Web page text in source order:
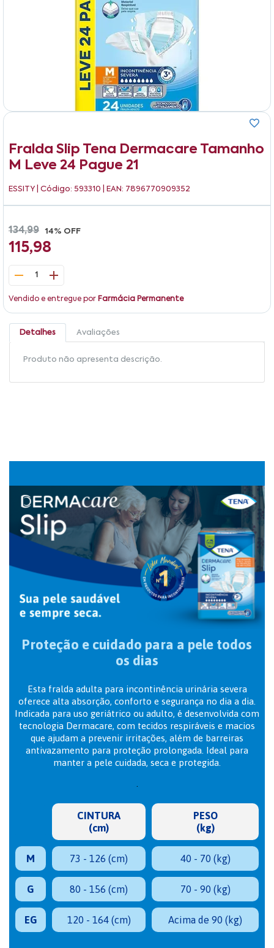
Fralda Slip Tena Dermacare Tamanho
M Leve 24 Pague 21
ESSITY | Código: 593310 | EAN: 7896770909352
134,99 14% OFF
115,98
1
Vendido e entregue por Farmácia Permanente
Detalhes Avaliações
Produto não apresenta descrição.